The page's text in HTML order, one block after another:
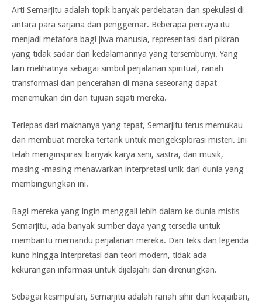
Arti Semarjitu adalah topik banyak perdebatan dan spekulasi di
antara para sarjana dan penggemar. Beberapa percaya itu
menjadi metafora bagi jiwa manusia, representasi dari pikiran
yang tidak sadar dan kedalamannya yang tersembunyi. Yang
lain melihatnya sebagai simbol perjalanan spiritual, ranah
transformasi dan pencerahan di mana seseorang dapat
menemukan diri dan tujuan sejati mereka.
Terlepas dari maknanya yang tepat, Semarjitu terus memukau
dan membuat mereka tertarik untuk mengeksplorasi misteri. Ini
telah menginspirasi banyak karya seni, sastra, dan musik,
masing -masing menawarkan interpretasi unik dari dunia yang
membingungkan ini.
Bagi mereka yang ingin menggali lebih dalam ke dunia mistis
Semarjitu, ada banyak sumber daya yang tersedia untuk
membantu memandu perjalanan mereka. Dari teks dan legenda
kuno hingga interpretasi dan teori modern, tidak ada
kekurangan informasi untuk dijelajahi dan direnungkan.
Sebagai kesimpulan, Semarjitu adalah ranah sihir dan keajaiban,